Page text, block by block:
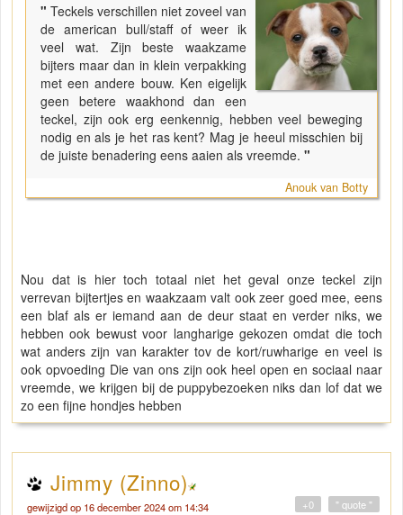
"Teckels verschillen niet zoveel van
de american bull/staff of weer ik
veel wat. Zijn beste waakzame
bijters maar dan in klein verpakking
met een andere bouw. Ken eigelijk
geen betere waakhond dan een
teckel, zijn ook erg eenkennig, hebben veel beweging
nodig en als je het ras kent? Mag je heeul misschien bij
de juiste benadering eens aaien als vreemde. "
Anouk van Botty
Nou dat is hier toch totaal niet het geval onze teckel zijn
verrevan bijtertjes en waakzaam valt ook zeer goed mee, eens
een blaf als er iemand aan de deur staat en verder niks, we
hebben ook bewust voor langharige gekozen omdat die toch
wat anders zijn van karakter tov de kort/ruwharige en veel is
ook opvoeding Die van ons zijn ook heel open en sociaal naar
vreemde, we krijgen bij de puppybezoeken niks dan lof dat we
zo een fijne hondjes hebben
Jimmy (Zinno)
gewijzigd op 16 december 2024 om 14:34 " quote "
+0